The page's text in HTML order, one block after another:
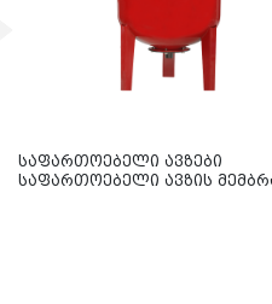
საფართოებელი ავზები
საფართოებელი ავზის